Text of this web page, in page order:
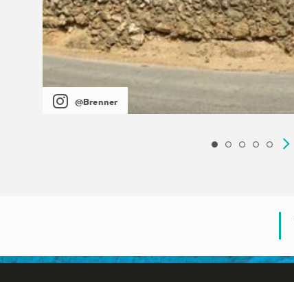
@Brenner